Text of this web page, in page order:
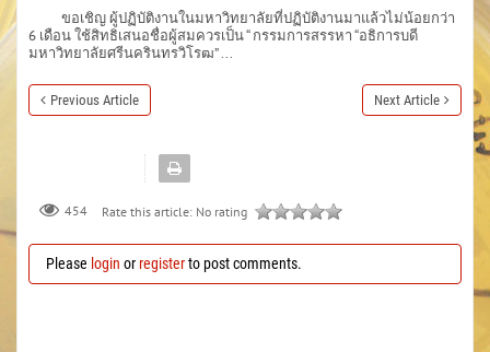
ขอเชิญ ผู้ปฏิบัติงานในมหาวิทยาลัยที่ปฏิบัติงานมาแล้วไม่น้อยกว่า
6 เดือน ใช้สิทธิเสนอชื่อผู้สมควรเป็น “ กรรมการสรรหา “อธิการบดี
มหาวิทยาลัยศรีนครินทรวิโรฒ” ...
Previous Article Next Article
454 Rate this article: No rating
Please login orregisterto post comments.